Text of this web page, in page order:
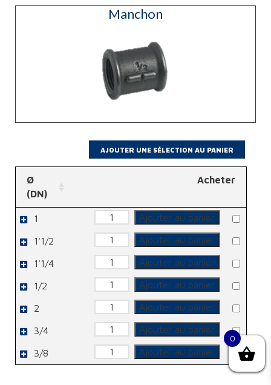
Manchon
Ø
(DN)
Acheter
1 quantité
de
Manchon
Ajouter au panier
1'1/2 quantité
de
Manchon
Ajouter au panier
1'1/4 quantité
de
Manchon
Ajouter au panier
1/2 quantité
de
Manchon
Ajouter au panier
2 quantité
de
Manchon
Ajouter au panier
3/4 quantité
de
Manchon
Ajouter au panier
3/8 quantité
de
Manchon
Ajouter au panier
0